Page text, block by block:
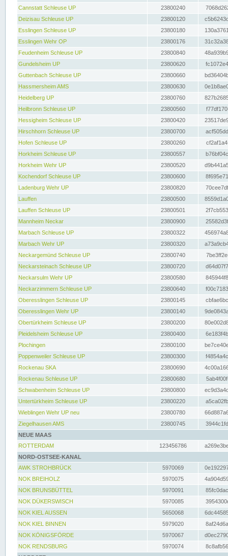
Cannstatt Schleuse UP
23800240
Deizisau Schleuse UP
23800120
Esslingen Schleuse UP
23800180
Esslingen Wehr OP
23800176
Feudenheim Schleuse UP
23800840
Gundelsheim UP
23800620
Guttenbach Schleuse UP
23800660
Hassmersheim AMS
23800630
Heidelberg UP
23800760
Heilbronn Schleuse UP
23800560
Hessigheim Schleuse UP
23800420
Hirschhorn Schleuse UP
23800700
Hofen Schleuse UP
23800260
Horkheim Schleuse UP
23800557
Horkheim Wehr UP
23800520
Kochendorf Schleuse UP
23800600
Ladenburg Wehr UP
23800820
Lauffen
23800500
Lauffen Schleuse UP
23800501
Mannheim Neckar
23800900
Marbach Schleuse UP
23800322
Marbach Wehr UP
23800320
Neckargemünd Schleuse UP
23800740
Neckarsteinach Schleuse UP
23800720
Neckarsulm Wehr UP
23800580
Neckarzimmern Schleuse UP
23800640
Oberesslingen Schleuse UP
23800145
Oberesslingen Wehr UP
23800140
Obertürkheim Schleuse UP
23800200
Pleidelsheim Schleuse UP
23800400
Plochingen
23800100
Poppenweiler Schleuse UP
23800300
Rockenau SKA
23800690
Rockenau Schleuse UP
23800680
Schwabenheim Schleuse UP
23800800
Untertürkheim Schleuse UP
23800220
Wieblingen Wehr UP neu
23800780
Ziegelhausen AMS
23800745
NEUE MAAS
ROTTERDAM
123456786
NORD-OSTSEE-KANAL
AWK STROHBRÜCK
5970069
NOK BREIHOLZ
5970075
NOK BRUNSBÜTTEL
5970091
NOK DÜKERSWISCH
5970085
NOK KIEL AUSSEN
5650068
NOK KIEL BINNEN
5979020
NOK KÖNIGSFÖRDE
5970067
NOK RENDSBURG
5970074